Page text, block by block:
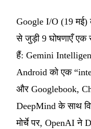
Google I/O (19 मई)
से जुड़ी 9 घोषणाएँ एक
हैं: Gemini
Android को एक
और Googlebook,
DeepMind के साथ
मोर्चे पर, OpenAI ने